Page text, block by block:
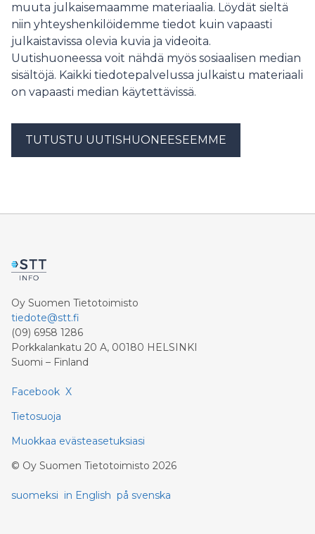
muuta julkaisemaamme materiaalia. Löydät sieltä
niin yhteyshenkilöidemme tiedot kuin vapaasti
julkaistavissa olevia kuvia ja videoita.
Uutishuoneessa voit nähdä myös sosiaalisen median
sisältöjä. Kaikki tiedotepalvelussa julkaistu materiaali
on vapaasti median käytettävissä.
TUTUSTU UUTISHUONEESEEMME
Oy Suomen Tietotoimisto
tiedote@stt.fi
(09) 6958 1286
Porkkalankatu 20 A, 00180 HELSINKI
Suomi – Finland
Facebook X
Tietosuoja
Muokkaa evästeasetuksiasi
© Oy Suomen Tietotoimisto 2026
suomeksi in English på svenska